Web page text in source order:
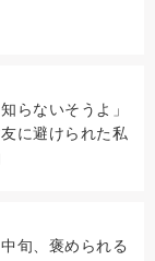
らないそうよ」
に避けられた私
旬、褒められる